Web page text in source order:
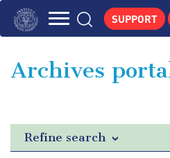
Skip
principale
GEORGES
SUPPORT
Archives
Refine search
Cookies management panel